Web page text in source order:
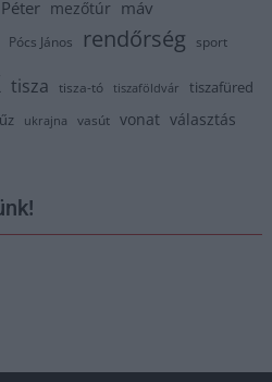
mezőtúr máv
Pócs János rendőrség sport
tisza tisza-tó tiszaföldvár tiszafüred
ukrajna vasút vonat választás